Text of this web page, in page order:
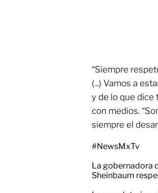
“Siempre
(...) Vamos a
y de lo que dice
con medios.
siempre el
#NewsMxTv
La gobernadora
Sheinbaum